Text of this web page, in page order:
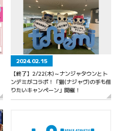
2024.02.15
【終了】2/22(木)～ナンジャタウンとト
ンデミがコラボ！「猫(ナジャヴ)の手も借
りたいキャンペーン」開催！